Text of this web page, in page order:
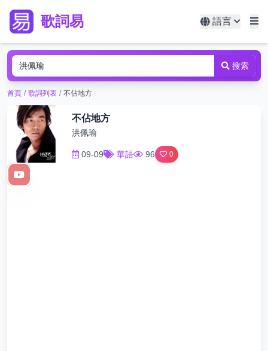
歌詞易 語言
搜索
首頁 / 歌詞列表 / 不佔地方
不佔地方
洪佩瑜
09-09 華語 96 0